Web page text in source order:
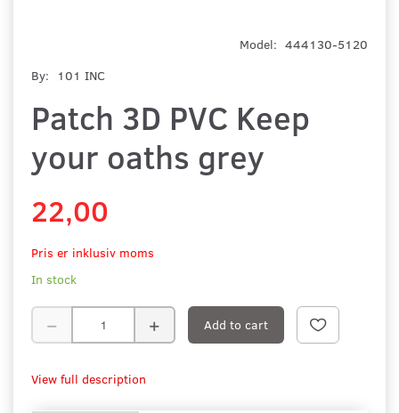
Model: 444130-5120
By:
101 INC
Patch 3D PVC Keep
your oaths grey
22,00
Pris er inklusiv moms
In stock
Add to cart
View full description